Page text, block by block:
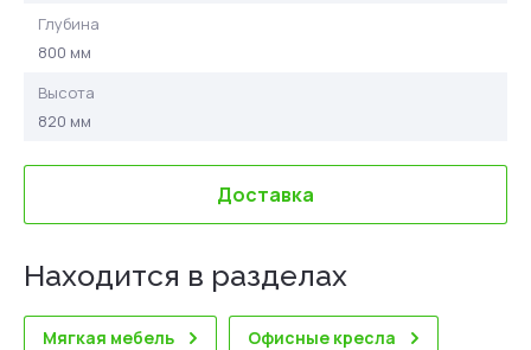
Глубина
800 мм
Высота
820 мм
Доставка
Находится в разделах
Мягкая мебель Офисные кресла